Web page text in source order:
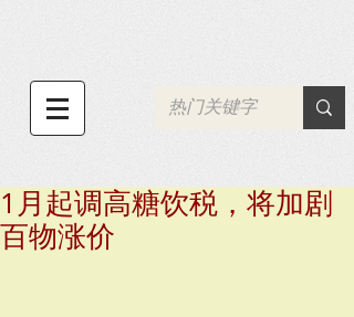
1月起调高糖饮税，将加剧
百物涨价